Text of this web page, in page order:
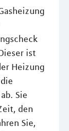
ist
Heizung
Sie
den
Sie,